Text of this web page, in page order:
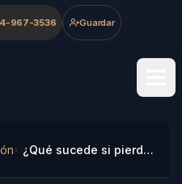
967-3536 Guardar
¿Qué sucede si pierdes tu estatus DACA en 2026?